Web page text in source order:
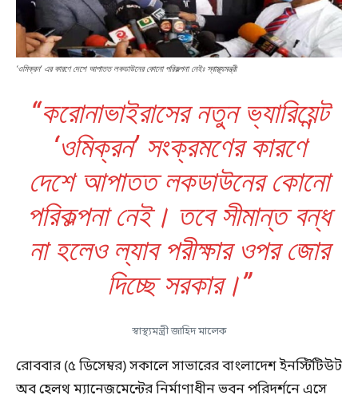
‘ওমিক্রন’ এর কারণে দেশে আপাতত লকডাউনের কোনো পরিকল্পনা নেইঃ স্বাস্থ্যমন্ত্রী
“করোনাভাইরাসের নতুন ভ্যারিয়েন্ট
‘ওমিক্রন’ সংক্রমণের কারণে
দেশে আপাতত লকডাউনের কোনো
পরিকল্পনা নেই। তবে সীমান্ত বন্ধ
না হলেও ল্যাব পরীক্ষার ওপর জোর
দিচ্ছে সরকার।”
স্বাস্থ্যমন্ত্রী জাহিদ মালেক
রোববার (৫ ডিসেম্বর) সকালে সাভারের বাংলাদেশ ইনস্টিটিউট
অব হেলথ ম্যানেজমেন্টের নির্মাণাধীন ভবন পরিদর্শনে এসে